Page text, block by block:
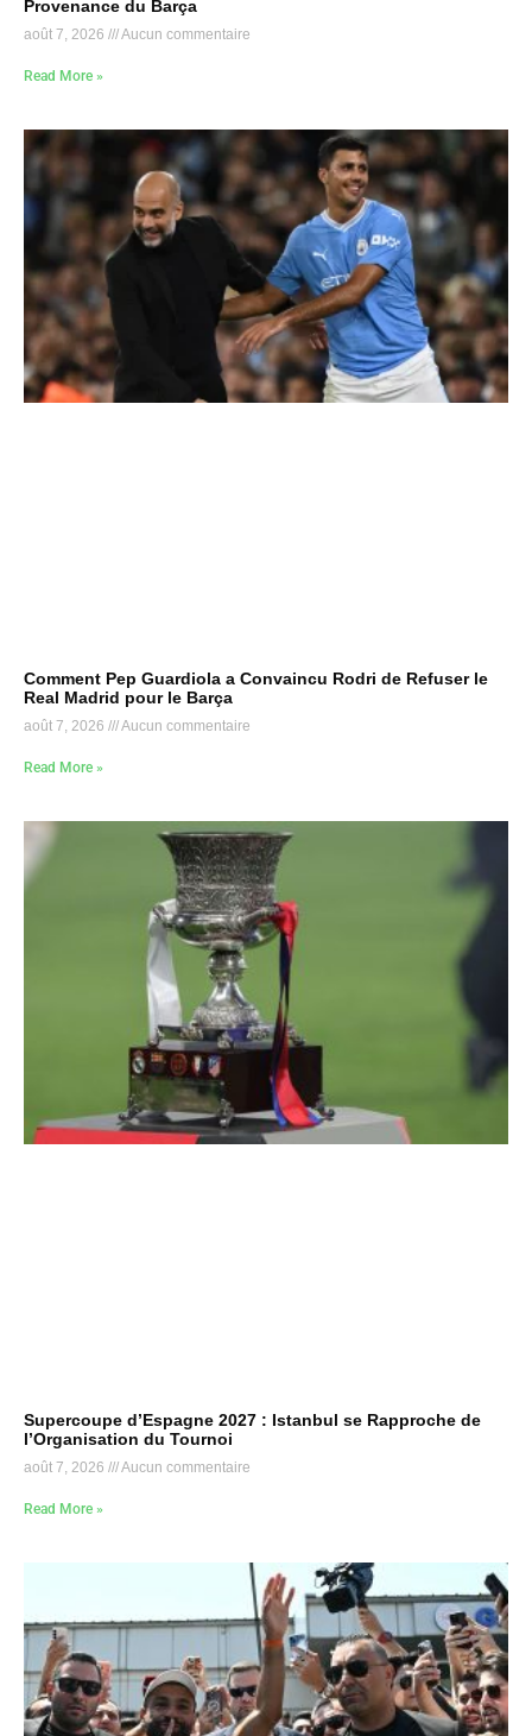
Provenance du Barça
août 7, 2026 Aucun commentaire
Read More »
Comment Pep Guardiola a Convaincu Rodri de Refuser le
Real Madrid pour le Barça
août 7, 2026 Aucun commentaire
Read More »
Supercoupe d’Espagne 2027 : Istanbul se Rapproche de
l’Organisation du Tournoi
août 7, 2026 Aucun commentaire
Read More »